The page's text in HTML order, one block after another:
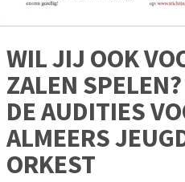
WIL JIJ OOK
ZALEN
DE AUDITIES
ALMEERS
ORKEST